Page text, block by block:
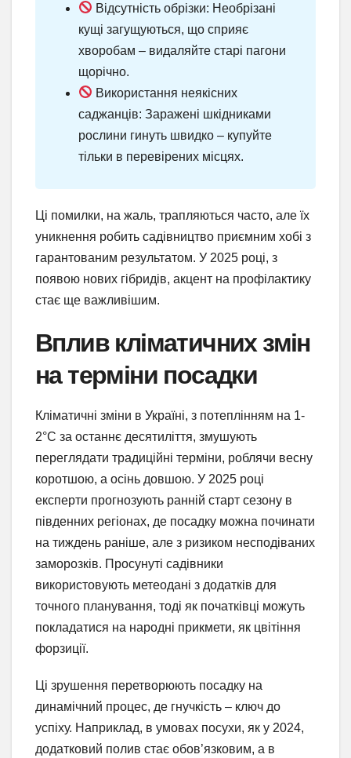
Відсутність обрізки: Необрізані
кущі загущуються, що сприяє
хворобам – видаляйте старі пагони
щорічно.
Використання неякісних
саджанців: Заражені шкідниками
рослини гинуть швидко – купуйте
тільки в перевірених місцях.
Ці помилки, на жаль, трапляються часто, але їх
уникнення робить садівництво приємним хобі з
гарантованим результатом. У 2025 році, з
появою нових гібридів, акцент на профілактику
стає ще важливішим.
Вплив кліматичних змін
на терміни посадки
Кліматичні зміни в Україні, з потеплінням на 1-
2°C за останнє десятиліття, змушують
переглядати традиційні терміни, роблячи весну
коротшою, а осінь довшою. У 2025 році
експерти прогнозують ранній старт сезону в
південних регіонах, де посадку можна починати
на тиждень раніше, але з ризиком несподіваних
заморозків. Просунуті садівники
використовують метеодані з додатків для
точного планування, тоді як початківці можуть
покладатися на народні прикмети, як цвітіння
форзиції.
Ці зрушення перетворюють посадку на
динамічний процес, де гнучкість – ключ до
успіху. Наприклад, в умовах посухи, як у 2024,
додатковий полив стає обов’язковим, а в